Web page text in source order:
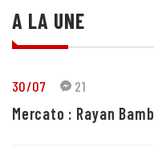
A LA UNE
30/07 21
Mercato : Rayan